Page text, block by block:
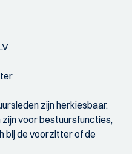
zijn herkiesbaar.
voor bestuursfuncties,
bij de voorzitter of de